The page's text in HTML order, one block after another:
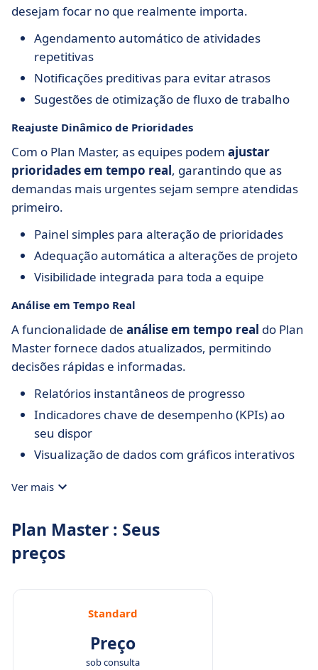
desejam focar no que realmente importa.
Agendamento automático de atividades
repetitivas
Notificações preditivas para evitar atrasos
Sugestões de otimização de fluxo de trabalho
Reajuste Dinâmico de Prioridades
Com o Plan Master, as equipes podem ajustar
prioridades em tempo real, garantindo que as
demandas mais urgentes sejam sempre atendidas
primeiro.
Painel simples para alteração de prioridades
Adequação automática a alterações de projeto
Visibilidade integrada para toda a equipe
Análise em Tempo Real
A funcionalidade de análise em tempo real do Plan
Master fornece dados atualizados, permitindo
decisões rápidas e informadas.
Relatórios instantâneos de progresso
Indicadores chave de desempenho (KPIs) ao
seu dispor
Visualização de dados com gráficos interativos
Ver mais
Plan Master : Seus
preços
Standard
Preço
sob consulta